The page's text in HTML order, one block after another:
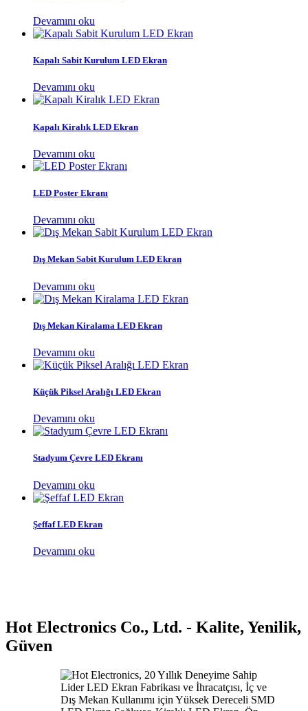
Devamını oku
Kapalı Sabit Kurulum LED Ekran
Devamını oku
Kapalı Kiralık LED Ekran
Devamını oku
LED Poster Ekranı
Devamını oku
Dış Mekan Sabit Kurulum LED Ekran
Devamını oku
Dış Mekan Kiralama LED Ekran
Devamını oku
Küçük Piksel Aralığı LED Ekran
Devamını oku
Stadyum Çevre LED Ekranı
Devamını oku
Şeffaf LED Ekran
Devamını oku
Hot Electronics Co., Ltd. - Kalite, Yenilik,
Güven